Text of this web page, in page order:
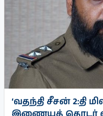
‘வதந்தி சீசன் 2:தி